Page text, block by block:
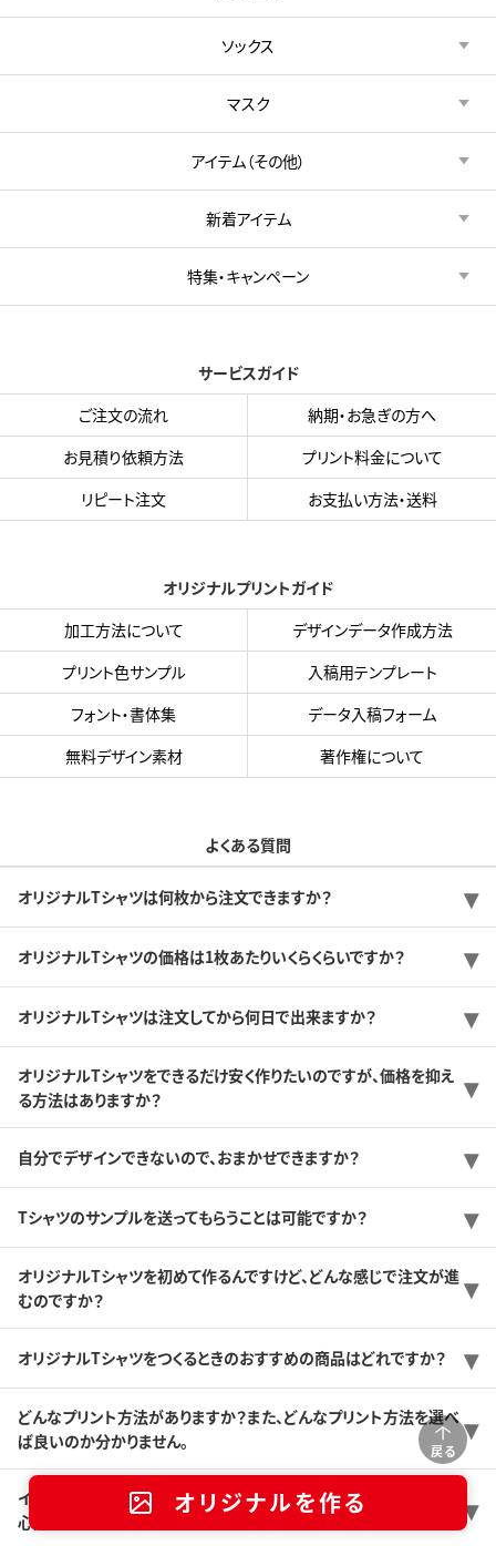
戻る
オリジナルを作る
ソックス
マスク
アイテム（その他）
新着アイテム
特集・キャンペーン
サービスガイド
ご注文の流れ
納期・お急ぎの方へ
お見積り依頼方法
プリント料金について
リピート注文
お支払い方法・送料
オリジナルプリントガイド
加工方法について
デザインデータ作成方法
プリント色サンプル
入稿用テンプレート
フォント・書体集
データ入稿フォーム
無料デザイン素材
著作権について
よくある質問
オリジナルTシャツは何枚から注文できますか？
オリジナルTシャツの価格は1枚あたりいくらくらいですか？
オリジナルTシャツは注文してから何日で出来ますか？
オリジナルTシャツをできるだけ安く作りたいのですが、価格を抑え
る方法はありますか？
自分でデザインできないので、おまかせできますか？
Tシャツのサンプルを送ってもらうことは可能ですか？
オリジナルTシャツを初めて作るんですけど、どんな感じで注文が進
むのですか？
オリジナルTシャツをつくるときのおすすめの商品はどれですか？
どんなプリント方法がありますか？また、どんなプリント方法を選べ
ば良いのか分かりません。
イベント用に数100枚ほど注文したいのですが、納期に間に合うか
心配です。